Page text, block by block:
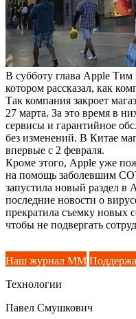
В субботу глава Apple Тим
котором рассказал, как
Так компания закроет
27 марта. За это время в
сервисы и гарантийное
без изменений. В Китае
впервые с 2 февраля.
Кроме этого, Apple уже
на помощь заболевшим
запустила новый раздел в
последние новости о
прекратила съемку новых
чтобы не подвергать
Наш журнал ММ
Технологии
Павел Смушкович